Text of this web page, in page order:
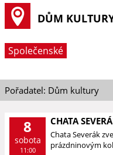
DŮM
Společenské
Pořadatel: Dům kultury
8
sobota
11:00
CHATA
Chata Severák
prázdninovým